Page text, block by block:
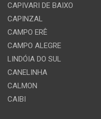
CAPIVARI DE BAIXO
CAPINZAL
CAMPO ERÊ
CAMPO ALEGRE
LINDÓIA DO SUL
CANELINHA
CALMON
CAIBI